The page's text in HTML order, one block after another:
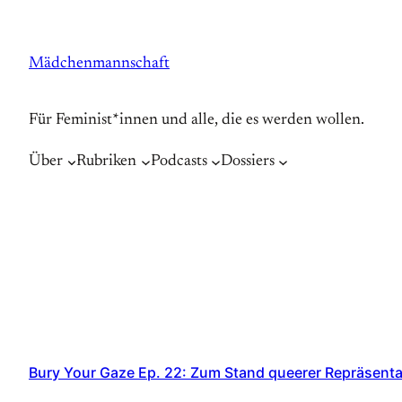
springen
Mädchenmannschaft
Für Feminist*innen und alle, die es werden wollen.
Über Rubriken Podcasts Dossiers
Bury Your Gaze Ep. 22: Zum Stand queerer